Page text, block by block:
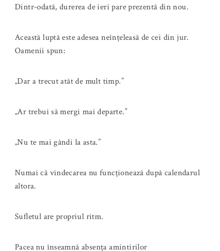
Dintr-odată, durerea de ieri pare prezentă din nou.
Această luptă este adesea neînțeleasă de cei din jur.
Oamenii spun:
„Dar a trecut atât de mult timp.”
„Ar trebui să mergi mai departe.”
„Nu te mai gândi la asta.”
Numai că vindecarea nu funcționează după calendarul
altora.
Sufletul are propriul ritm.
Pacea nu înseamnă absența amintirilor